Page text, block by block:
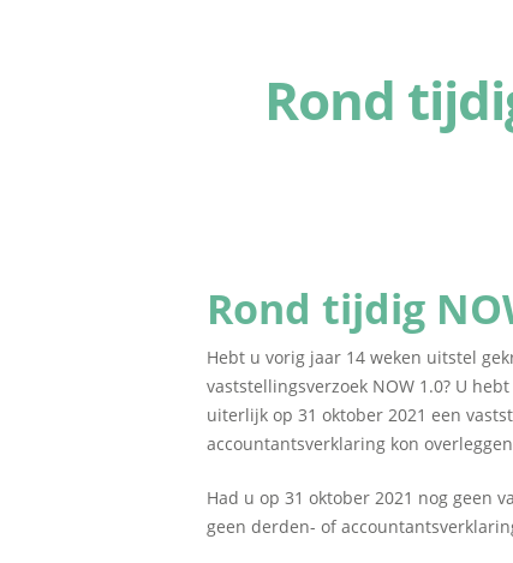
Rond
Rond tijdig
Hebt u vorig jaar 14 weken uitstel
vaststellingsverzoek NOW 1.0? U
uiterlijk op 31 oktober 2021 een
accountantsverklaring kon
Had u op 31 oktober 2021 nog geen
geen derden- of